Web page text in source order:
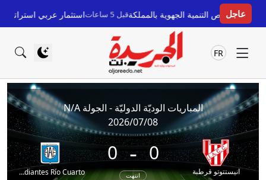
عاجل قبل 5 ساعات استثمار عربي استراتيجي
FR
المباريات الوديّة الدوليّة - الجولة N/A
2026/07/08
انيستتوتو قرطبة
0
-
0
انتهت Estudiantes Río Cuarto